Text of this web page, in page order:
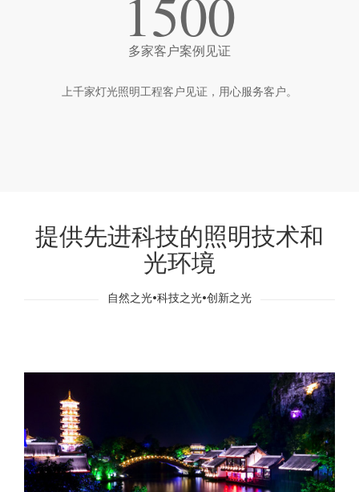
多家客户案例见证
上千家灯光照明工程客户见证，用心服务客户。
提供先进科技的照明技术和
光环境
自然之光•科技之光•创新之光